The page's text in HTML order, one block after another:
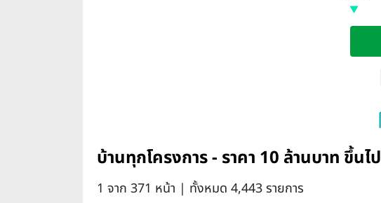
บ้านทุกโครงการ - ราคา 10 ล้านบาท ขึ้นไป
1 จาก 371 หน้า | ทั้งหมด 4,443 รายการ